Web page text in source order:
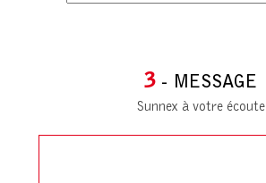
3 - MESSAGE
Sunnex à votre écoute